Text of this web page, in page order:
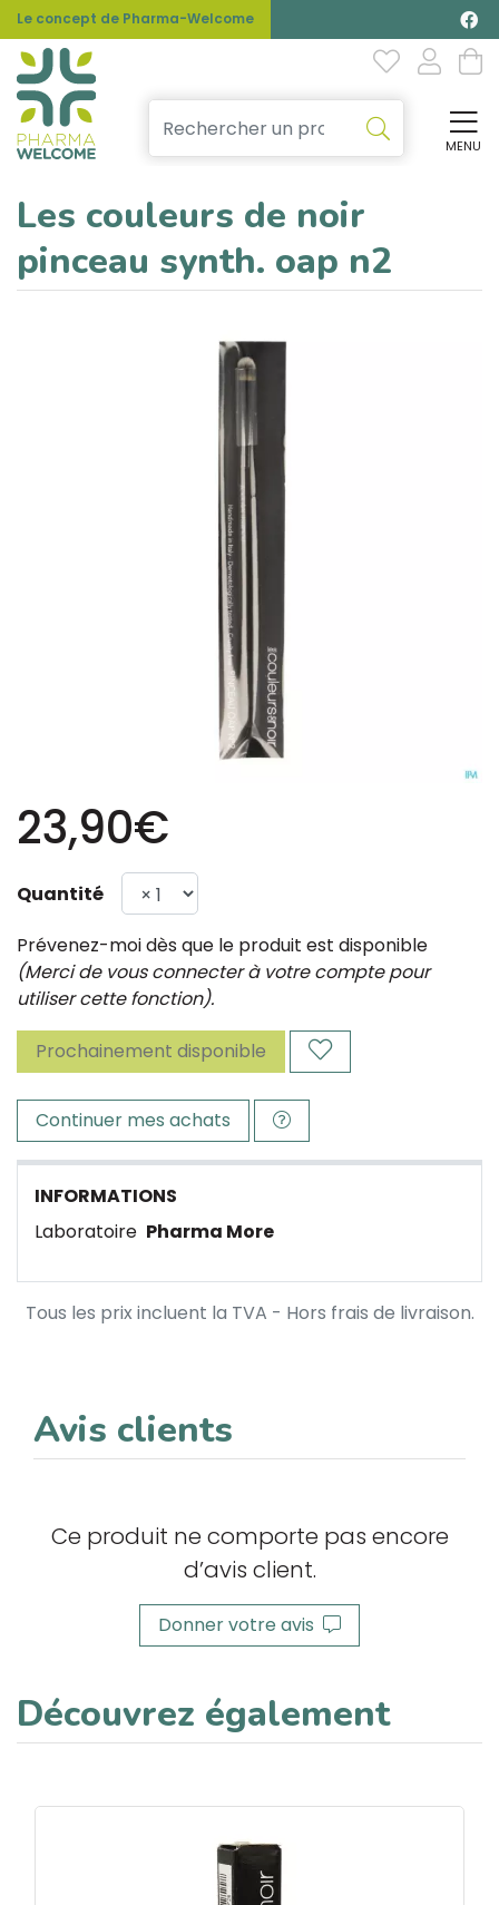
Le concept de Pharma-Welcome
MENU
Les couleurs de noir
pinceau synth. oap n2
23,90€
Quantité
Prévenez-moi dès que le produit est disponible
(Merci de vous connecter à votre compte pour
utiliser cette fonction).
Prochainement disponible
Continuer mes achats
INFORMATIONS
Laboratoire Pharma More
Tous les prix incluent la TVA - Hors frais de livraison.
Avis clients
Ce produit ne comporte pas encore
d’avis client.
Donner votre avis
Découvrez également